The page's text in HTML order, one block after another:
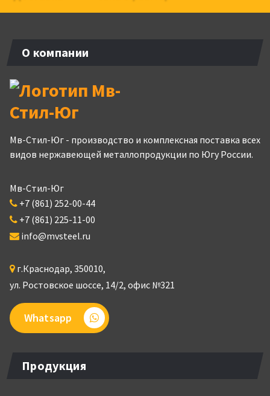
О компании
Мв-Стил-Юг - производство и комплексная поставка всех
видов нержавеющей металлопродукции по Югу России.
Мв-Стил-Юг
+7 (861) 252-00-44
+7 (861) 225-11-00
info@mvsteel.ru
г.Краснодар, 350010,
ул. Ростовское шоссе, 14/2, офис №321
Whatsapp
Продукция